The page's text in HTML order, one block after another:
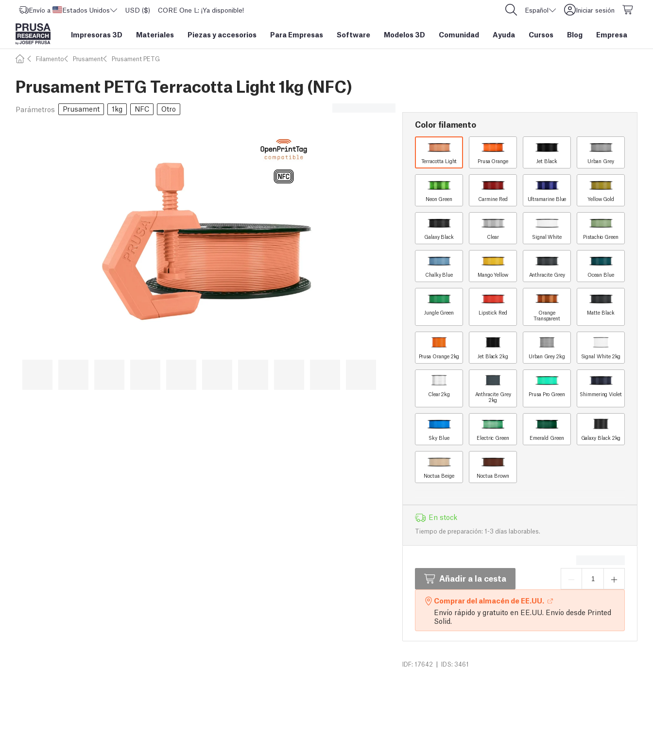
Envío a Estados Unidos USD ($) CORE One L: ¡Ya disponible! Español Iniciar sesión
Impresoras 3D Materiales Piezas y accesorios Para Empresas Software Modelos 3D Comunidad Ayuda Cursos Blog Empresa
Filamento Prusament Prusament PETG
Prusament PETG Terracotta Light 1kg (NFC)
Parámetros Prusament 1kg NFC Otro
Color filamento
Terracotta Light Prusa Orange Jet Black Urban Grey
Neon Green Carmine Red Ultramarine Blue Yellow Gold
Galaxy Black Clear Signal White Pistachio Green
Chalky Blue Mango Yellow Anthracite Grey Ocean Blue
Jungle Green Lipstick Red
Orange
Transparent
Matte Black
Prusa Orange 2kg Jet Black 2kg Urban Grey 2kg Signal White 2kg
Clear 2kg
Anthracite Grey
2kg
Prusa Pro Green Shimmering Violet
Sky Blue Electric Green Emerald Green Galaxy Black 2kg
Noctua Beige Noctua Brown
En stock
Tiempo de preparación: 1-3 días laborables.
Añadir a la cesta
Comprar del almacén de EE.UU.
Envío rápido y gratuito en EE.UU. Envío desde Printed
Solid.
IDF: 17642 | IDS: 3461